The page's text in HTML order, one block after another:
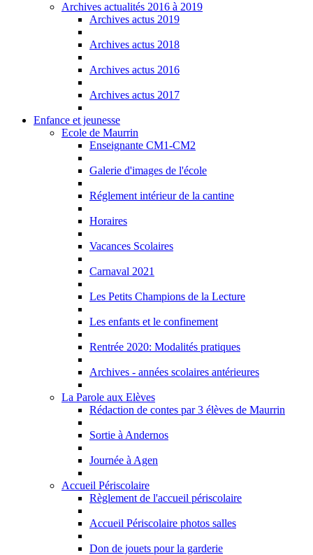
Archives actualités 2016 à 2019
Archives actus 2019
Archives actus 2018
Archives actus 2016
Archives actus 2017
Enfance et jeunesse
Ecole de Maurrin
Enseignante CM1-CM2
Galerie d'images de l'école
Réglement intérieur de la cantine
Horaires
Vacances Scolaires
Carnaval 2021
Les Petits Champions de la Lecture
Les enfants et le confinement
Rentrée 2020: Modalités pratiques
Archives - années scolaires antérieures
La Parole aux Elèves
Rédaction de contes par 3 élèves de Maurrin
Sortie à Andernos
Journée à Agen
Accueil Périscolaire
Règlement de l'accueil périscolaire
Accueil Périscolaire photos salles
Don de jouets pour la garderie